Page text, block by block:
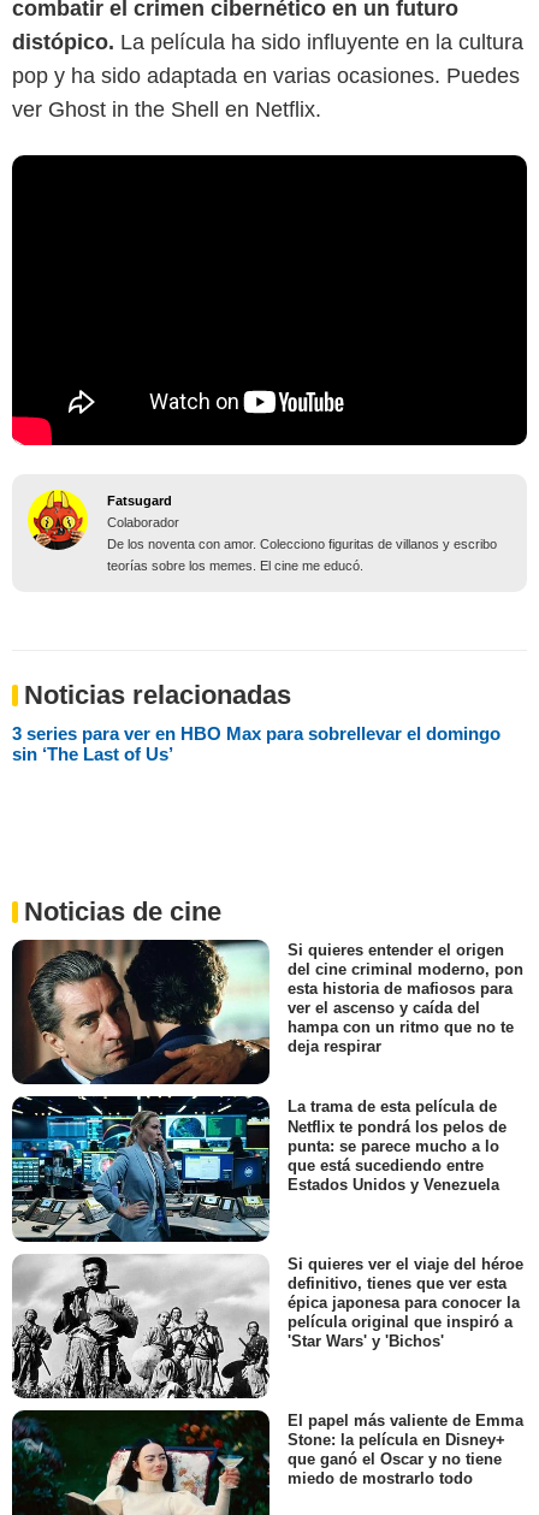
combatir el crimen cibernético en un futuro
distópico. La película ha sido influyente en la cultura
pop y ha sido adaptada en varias ocasiones. Puedes
ver Ghost in the Shell en Netflix.
Fatsugard
Colaborador
De los noventa con amor. Colecciono figuritas de villanos y escribo
teorías sobre los memes. El cine me educó.
Noticias relacionadas
3 series para ver en HBO Max para sobrellevar el domingo
sin ‘The Last of Us’
Noticias de cine
Si quieres entender el origen
del cine criminal moderno, pon
esta historia de mafiosos para
ver el ascenso y caída del
hampa con un ritmo que no te
deja respirar
La trama de esta película de
Netflix te pondrá los pelos de
punta: se parece mucho a lo
que está sucediendo entre
Estados Unidos y Venezuela
Si quieres ver el viaje del héroe
definitivo, tienes que ver esta
épica japonesa para conocer la
película original que inspiró a
'Star Wars' y 'Bichos'
El papel más valiente de Emma
Stone: la película en Disney+
que ganó el Oscar y no tiene
miedo de mostrarlo todo